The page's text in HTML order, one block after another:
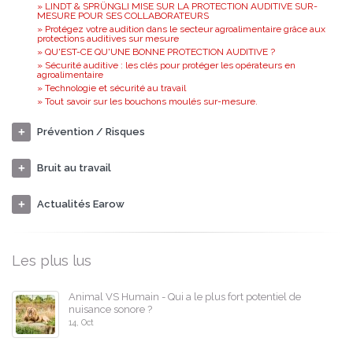
» LINDT & SPRÜNGLI MISE SUR LA PROTECTION AUDITIVE SUR-
MESURE POUR SES COLLABORATEURS
» Protégez votre audition dans le secteur agroalimentaire grâce aux
protections auditives sur mesure
» QU'EST-CE QU'UNE BONNE PROTECTION AUDITIVE ?
» Sécurité auditive : les clés pour protéger les opérateurs en
agroalimentaire
» Technologie et sécurité au travail
» Tout savoir sur les bouchons moulés sur-mesure.
Prévention / Risques
Bruit au travail
Actualités Earow
Les plus lus
Animal VS Humain - Qui a le plus fort potentiel de
nuisance sonore ?
14, Oct